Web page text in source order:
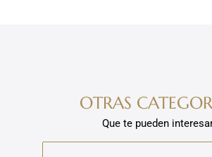
OTRAS
Que te pueden